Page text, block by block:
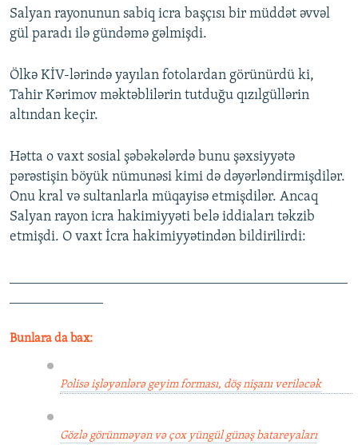
Salyan rayonunun sabiq icra başçısı bir müddət əvvəl
gül paradı ilə gündəmə gəlmişdi.
Ölkə KİV-lərində yayılan fotolardan görünürdü ki,
Tahir Kərimov məktəblilərin tutduğu qızılgüllərin
altından keçir.
Hətta o vaxt sosial şəbəkələrdə bunu şəxsiyyətə
pərəstişin böyük nümunəsi kimi də dəyərləndirmişdilər.
Onu kral və sultanlarla müqayisə etmişdilər. Ancaq
Salyan rayon icra hakimiyyəti belə iddiaları təkzib
etmişdi. O vaxt İcra hakimiyyətindən bildirilirdi:
Bunlara da bax:
Polisə işləyənlərə geyim forması, döş nişanı veriləcək
Gözlə görünməyən və çox yüngül günəş batareyaları